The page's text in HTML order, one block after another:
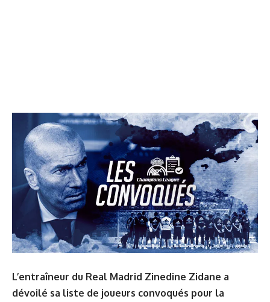
L’entraîneur du Real Madrid Zinedine Zidane a
dévoilé sa liste de joueurs convoqués pour la